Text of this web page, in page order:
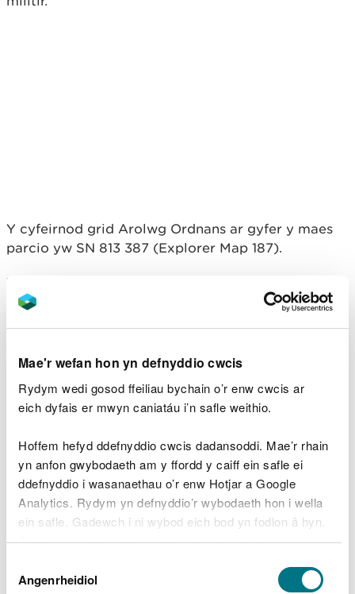
Mae'r wefan hon yn defnyddio cwcis
Rydym wedi gosod ffeiliau bychain o’r enw cwcis ar
eich dyfais er mwyn caniatáu i’n safle weithio.
Hoffem hefyd ddefnyddio cwcis dadansoddi. Mae’r rhain
yn anfon gwybodaeth am y ffordd y caiff ein safle ei
ddefnyddio i wasanaethau o’r enw Hotjar a Google
Analytics. Rydym yn defnyddio’r wybodaeth hon i wella
ein safle. Gadewch i ni wybod eich bod yn fodlon â hyn.
Byddwn yn defnyddio cwci i gadw eich dewis.
Gellirdarllen mwy am ein cwcis cyn i chi ddewis.
Caniatâd
Angenrheidiol
Y cyfeirnod grid Arolwg Ordnans ar gyfer y maes
parcio yw SN 813 387 (Explorer Map 187).
Y cod post yw SA20 0YS.
hwn yn cwmpasu ardal eang ac ni fydd yn mynd â
Edrychwch ar y lle hwn ar wefan What3Words.
Cludiant cyhoeddus
Er mwyn cael manylion ynghylch cludiant
cyhoeddus, ewch i wefan Traveline Cymru.
Parcio